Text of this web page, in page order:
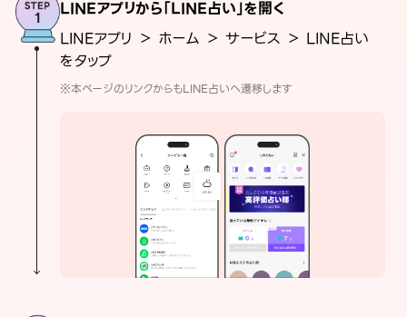
LINEアプリから「LINE占い」を開く
LINEアプリ ＞ ホーム ＞ サービス ＞ LINE占い
をタップ
※本ページのリンクからもLINE占いへ遷移します